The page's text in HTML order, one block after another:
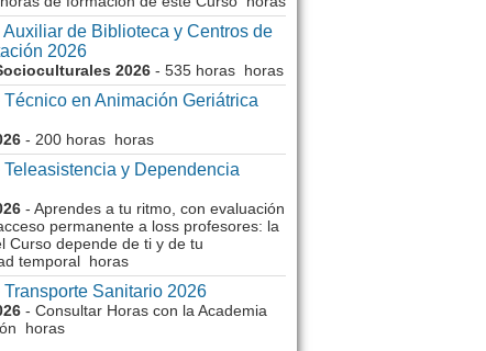
Auxiliar de Biblioteca y Centros de
2026
2026 - 535 horas horas
en Animación Geriátrica
- 200 horas horas
y Dependencia
- Aprendes a tu ritmo, con evaluación
permanente a loss profesores: la
Curso depende de ti y de tu
temporal horas
Sanitario 2026
- Consultar Horas con la Academia
horas